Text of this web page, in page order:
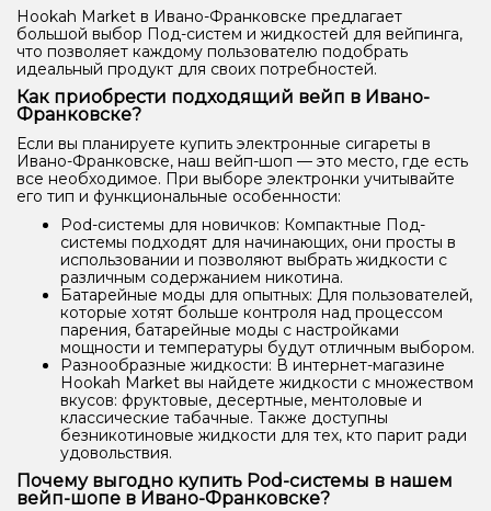
Hookah Market в Ивано-Франковске предлагает
большой выбор Под-систем и жидкостей для вейпинга,
что позволяет каждому пользователю подобрать
идеальный продукт для своих потребностей.
Как приобрести подходящий вейп в Ивано-
Франковске?
Если вы планируете купить электронные сигареты в
Ивано-Франковске, наш вейп-шоп — это место, где есть
все необходимое. При выборе электронки учитывайте
его тип и функциональные особенности:
Pod-системы для новичков: Компактные Под-
системы подходят для начинающих, они просты в
использовании и позволяют выбрать жидкости с
различным содержанием никотина.
Батарейные моды для опытных: Для пользователей,
которые хотят больше контроля над процессом
парения, батарейные моды с настройками
мощности и температуры будут отличным выбором.
Разнообразные жидкости: В интернет-магазине
Hookah Market вы найдете жидкости с множеством
вкусов: фруктовые, десертные, ментоловые и
классические табачные. Также доступны
безникотиновые жидкости для тех, кто парит ради
удовольствия.
Почему выгодно купить Pod-системы в нашем
вейп-шопе в Ивано-Франковске?